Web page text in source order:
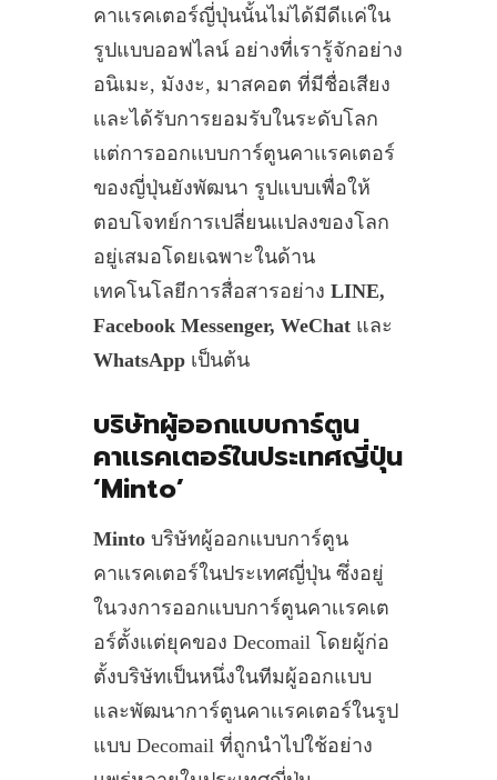
คาเเรคเตอร์ญี่ปุ่นนั้นไม่ได้มีดีเเค่ใน
รูปแบบออฟไลน์ อย่างที่เรารู้จักอย่าง
อนิเมะ, มังงะ, มาสคอต ที่มีชื่อเสียง
เเละได้รับการยอมรับในระดับโลก
เเต่การออกเเบบการ์ตูนคาเเรคเตอร์
ของญี่ปุ่นยังพัฒนา รูปแบบเพื่อให้
ตอบโจทย์การเปลี่ยนเเปลงของโลก
อยู่เสมอโดยเฉพาะในด้าน
เทคโนโลยีการสื่อสารอย่าง LINE,
Facebook Messenger, WeChat และ
WhatsApp เป็นต้น
บริษัทผู้ออกแบบการ์ตูน
คาเเรคเตอร์ในประเทศญี่ปุ่น
‘Minto’
Minto บริษัทผู้ออกแบบการ์ตูน
คาเเรคเตอร์ในประเทศญี่ปุ่น ซึ่งอยู่
ในวงการออกแบบการ์ตูนคาเเรคเต
อร์ตั้งเเต่ยุคของ Decomail โดยผู้ก่อ
ตั้งบริษัทเป็นหนึ่งในทีมผู้ออกแบบ
และพัฒนาการ์ตูนคาเเรคเตอร์ในรูป
แบบ Decomail ที่ถูกนำไปใช้อย่าง